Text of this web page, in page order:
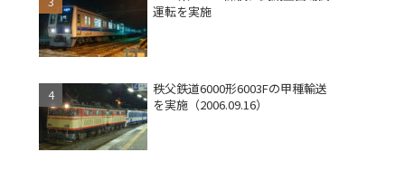
運転を実施
秩父鉄道6000形6003Fの甲種輸送
を実施（2006.09.16）